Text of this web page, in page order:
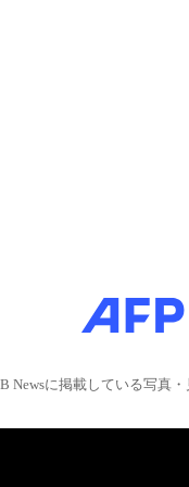
Newsに掲載している写真